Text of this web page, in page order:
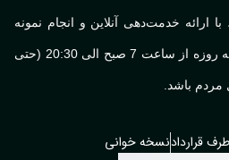
خدمت‌دهی آنلاین و انجام نمونه
گیری در آزمایشگاه و منزل همه روزه از ساعت 7 صبح الی 20:30 (حتی
باشد.
نسخه خوانی